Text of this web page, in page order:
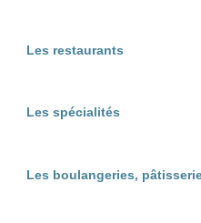
Les restaurants
Les spécialités
Les boulangeries,
découvrir le
avec ses
40250 Lahosse